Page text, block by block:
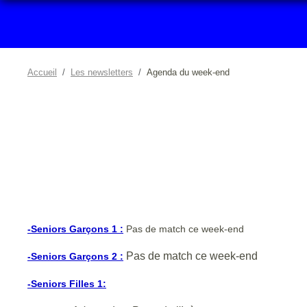
Accueil Les newsletters Agenda du week-end
-Seniors Garçons 1 : Pas de match ce week-end
-Seniors Garçons 2 : Pas de match ce week-end
-Seniors Filles 1: